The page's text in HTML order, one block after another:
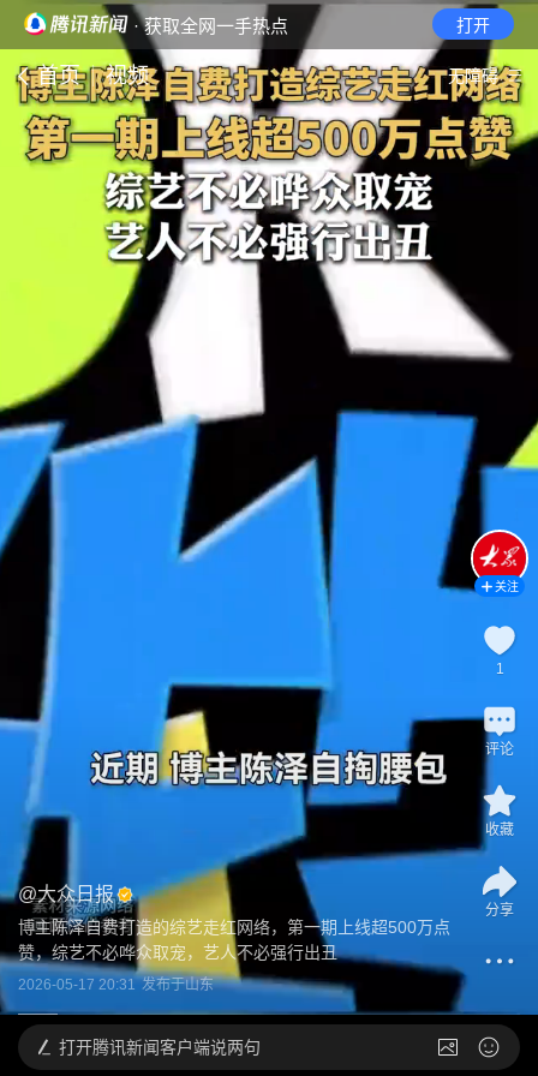
· 获取全网一手热点 打开
首页 视频 无障碍
@大众日报
博主陈泽自费打造的综艺走红网络，第一期上线超500万点
赞，综艺不必哗众取宠，艺人不必强行出丑
2026-05-17 20:31 发布于山东
关注
1
评论
收藏
分享
打开腾讯新闻客户端说两句